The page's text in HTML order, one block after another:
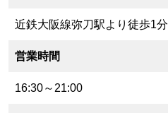
近鉄大阪線弥刀駅より徒歩1分
営業時間
16:30～21:00